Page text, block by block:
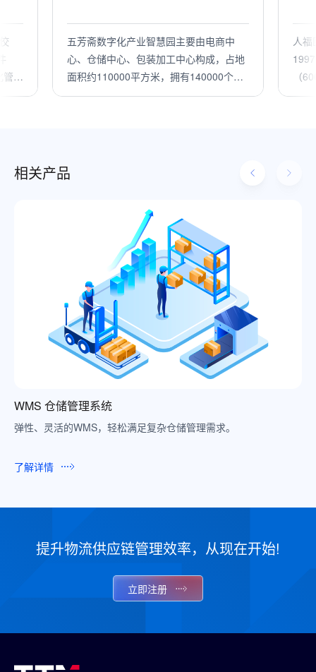
管
五芳斋数字化产业智慧园主要由电商中
心、仓储中心、包装加工中心构成，占地
面积约110000平方米，拥有140000个货
位，借助通天晓软件WMS与OMS系统，
仓储设施的计划、调度、运作、监控能
力，使仓储供应链管理能力趋于完善，实
人
（
相关产品
WMS 仓储管理系统
弹性、灵活的WMS，轻松满足复杂仓储管理需求。
了解详情
提升物流供应链管理效率，从现在开始!
立即注册